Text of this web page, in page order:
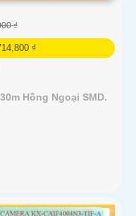
₫
₫
Hồng Ngoại SMD.